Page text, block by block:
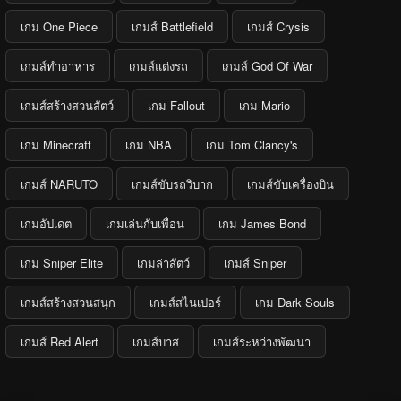
เกม One Piece เกมส์ Battlefield เกมส์ Crysis
เกมส์ทำอาหาร เกมส์แต่งรถ เกมส์ God Of War
เกมส์สร้างสวนสัตว์ เกม Fallout เกม Mario
เกม Minecraft เกม NBA เกม Tom Clancy's
เกมส์ NARUTO เกมส์ขับรถวิบาก เกมส์ขับเครื่องบิน
เกมอัปเดต เกมเล่นกับเพื่อน เกม James Bond
เกม Sniper Elite เกมล่าสัตว์ เกมส์ Sniper
เกมส์สร้างสวนสนุก เกมส์สไนเปอร์ เกม Dark Souls
เกมส์ Red Alert เกมส์บาส เกมส์ระหว่างพัฒนา